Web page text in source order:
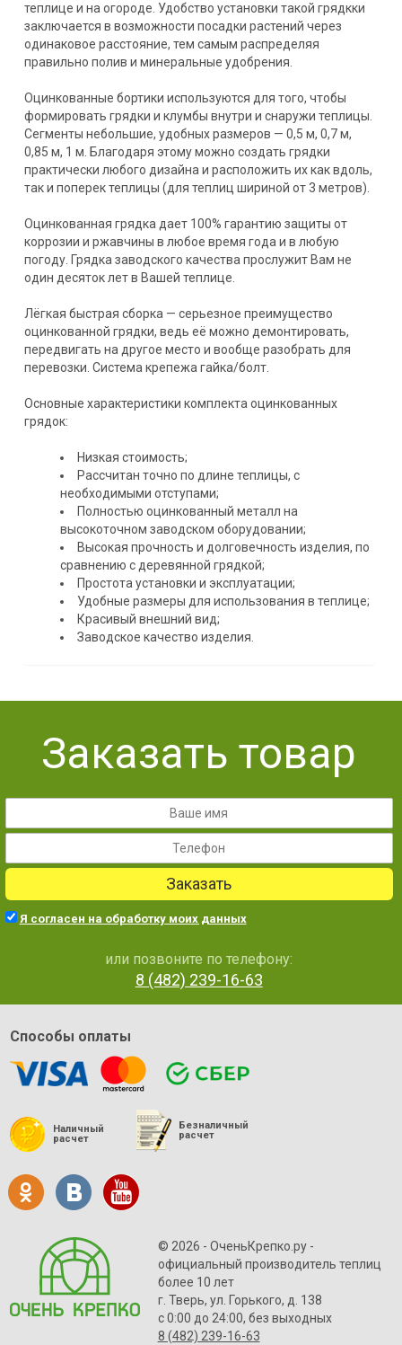
теплице и на огороде. Удобство установки такой грядкки
заключается в возможности посадки растений через
одинаковое расстояние, тем самым распределяя
правильно полив и минеральные удобрения.
Оцинкованные бортики используются для того, чтобы
формировать грядки и клумбы внутри и снаружи теплицы.
Сегменты небольшие, удобных размеров — 0,5 м, 0,7 м,
0,85 м, 1 м. Благодаря этому можно создать грядки
практически любого дизайна и расположить их как вдоль,
так и поперек теплицы (для теплиц шириной от 3 метров).
Оцинкованная грядка дает 100% гарантию защиты от
коррозии и ржавчины в любое время года и в любую
погоду. Грядка заводского качества прослужит Вам не
один десяток лет в Вашей теплице.
Лёгкая быстрая сборка — серьезное преимущество
оцинкованной грядки, ведь её можно демонтировать,
передвигать на другое место и вообще разобрать для
перевозки. Система крепежа гайка/болт.
Основные характеристики комплекта оцинкованных
грядок:
Низкая стоимость;
Рассчитан точно по длине теплицы, с
необходимыми отступами;
Полностью оцинкованный металл на
высокоточном заводском оборудовании;
Высокая прочность и долговечность изделия, по
сравнению с деревянной грядкой;
Простота установки и эксплуатации;
Удобные размеры для использования в теплице;
Красивый внешний вид;
Заводское качество изделия.
Заказать товар
Заказать
Я согласен на обработку моих данных
или позвоните по телефону:
8 (482) 239-16-63
Способы оплаты
Наличный
расчет
Безналичный
расчет
© 2026 - ОченьКрепко.ру-
официальный производитель теплиц
более 10 лет
г. Тверь, ул. Горького, д. 138
с 0:00 до 24:00, без выходных
8 (482) 239-16-63